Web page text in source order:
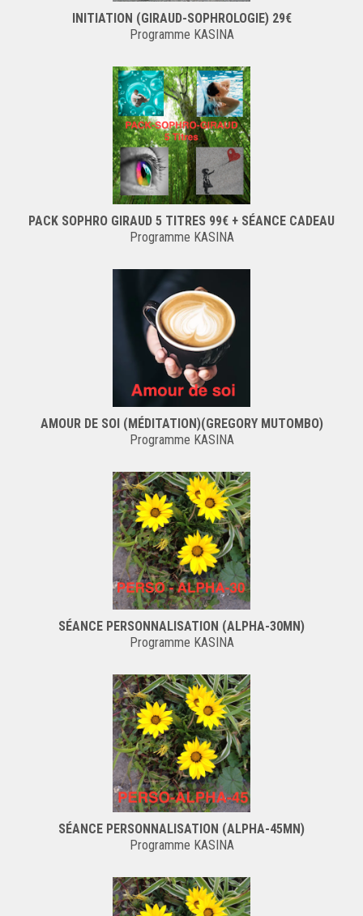
INITIATION (GIRAUD-SOPHROLOGIE) 29€
Programme KASINA
PACK SOPHRO GIRAUD 5 TITRES 99€ + SÉANCE CADEAU
Programme KASINA
AMOUR DE SOI (MÉDITATION)(GREGORY MUTOMBO)
Programme KASINA
SÉANCE PERSONNALISATION (ALPHA-30MN)
Programme KASINA
SÉANCE PERSONNALISATION (ALPHA-45MN)
Programme KASINA